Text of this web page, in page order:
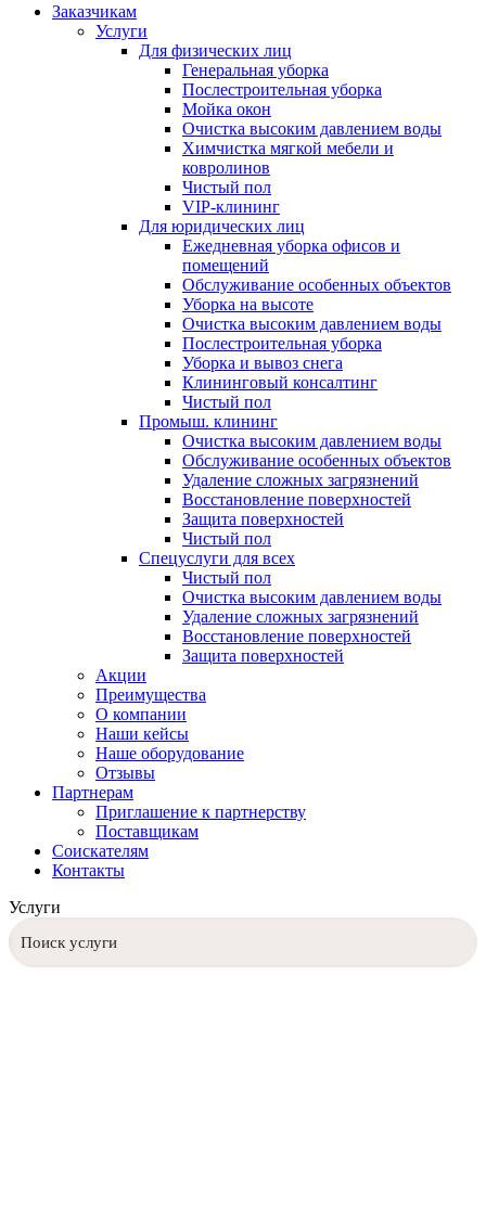
Заказчикам
Услуги
Для физических лиц
Генеральная уборка
Послестроительная уборка
Мойка окон
Очистка высоким давлением воды
Химчистка мягкой мебели и
ковролинов
Чистый пол
VIP-клининг
Для юридических лиц
Ежедневная уборка офисов и
помещений
Обслуживание особенных объектов
Уборка на высоте
Очистка высоким давлением воды
Послестроительная уборка
Уборка и вывоз снега
Клининговый консалтинг
Чистый пол
Промыш. клининг
Очистка высоким давлением воды
Обслуживание особенных объектов
Удаление сложных загрязнений
Восстановление поверхностей
Защита поверхностей
Чистый пол
Спецуслуги для всех
Чистый пол
Очистка высоким давлением воды
Удаление сложных загрязнений
Восстановление поверхностей
Защита поверхностей
Акции
Преимущества
О компании
Наши кейсы
Наше оборудование
Отзывы
Партнерам
Приглашение к партнерству
Поставщикам
Соискателям
Контакты
Услуги